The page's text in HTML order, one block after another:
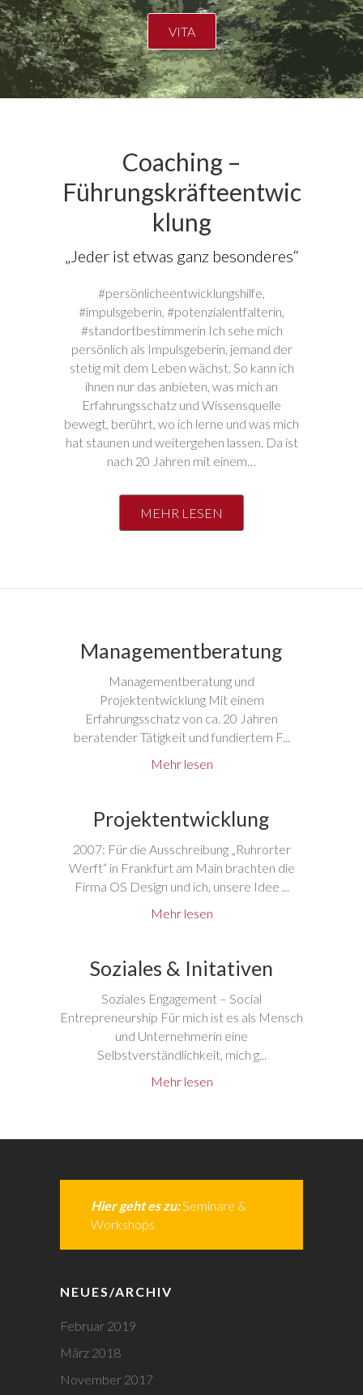
VITA
Coaching –
Führungskräfteentwic
klung
„Jeder ist etwas ganz besonderes“
#persönlicheentwicklungshilfe,
#impulsgeberin, #potenzialentfalterin,
#standortbestimmerin Ich sehe mich
persönlich als Impulsgeberin, jemand der
stetig mit dem Leben wächst. So kann ich
ihnen nur das anbieten, was mich an
Erfahrungsschatz und Wissensquelle
bewegt, berührt, wo ich lerne und was mich
hat staunen und weitergehen lassen. Da ist
nach 20 Jahren mit einem…
MEHR LESEN
Managementberatung
Managementberatung und
Projektentwicklung Mit einem
Erfahrungsschatz von ca. 20 Jahren
beratender Tätigkeit und fundiertem F...
Mehr lesen
Projektentwicklung
2007: Für die Ausschreibung „Ruhrorter
Werft“ in Frankfurt am Main brachten die
Firma OS Design und ich, unsere Idee ...
Mehr lesen
Soziales & Initativen
Soziales Engagement – Social
Entrepreneurship Für mich ist es als Mensch
und Unternehmerin eine
Selbstverständlichkeit, mich g...
Mehr lesen
Hier geht es zu: Seminare &
Workshops
NEUES/ARCHIV
Februar 2019
März 2018
November 2017